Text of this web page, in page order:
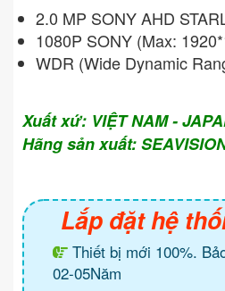
2.0 MP SONY AHD
1080P SONY (Max:
WDR (Wide Dynamic
Xuất xứ: VIỆT NAM -
Hãng sản xuất:
Lắp đặt hệ
Thiết bị mới 100%.
02-05Năm